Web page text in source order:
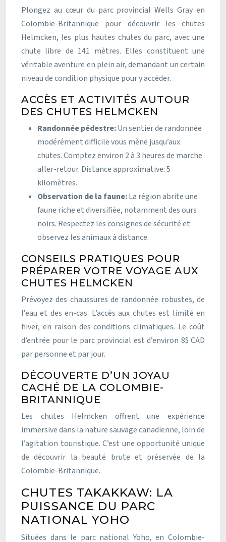
Plongez au cœur du parc provincial Wells Gray en
Colombie-Britannique pour découvrir les chutes
Helmcken, les plus hautes chutes du parc, avec une
chute libre de 141 mètres. Elles constituent une
véritable aventure en plein air, demandant un certain
niveau de condition physique pour y accéder.
ACCÈS ET ACTIVITÉS AUTOUR
DES CHUTES HELMCKEN
Randonnée pédestre:Un sentier de randonnée
modérément difficile vous mène jusqu’aux
chutes. Comptez environ 2 à 3 heures de marche
aller-retour. Distance approximative: 5
kilomètres.
Observation de la faune:La région abrite une
faune riche et diversifiée, notamment des ours
noirs. Respectez les consignes de sécurité et
observez les animaux à distance.
CONSEILS PRATIQUES POUR
PRÉPARER VOTRE VOYAGE AUX
CHUTES HELMCKEN
Prévoyez des chaussures de randonnée robustes, de
l’eau et des en-cas. L’accès aux chutes est limité en
hiver, en raison des conditions climatiques. Le coût
d’entrée pour le parc provincial est d’environ 8$ CAD
par personne et par jour.
DÉCOUVERTE D’UN JOYAU
CACHÉ DE LA COLOMBIE-
BRITANNIQUE
Les chutes Helmcken offrent une expérience
immersive dans la nature sauvage canadienne, loin de
l’agitation touristique. C’est une opportunité unique
de découvrir la beauté brute et préservée de la
Colombie-Britannique.
CHUTES TAKAKKAW: LA
PUISSANCE DU PARC
NATIONAL YOHO
Situées dans le parc national Yoho, en Colombie-